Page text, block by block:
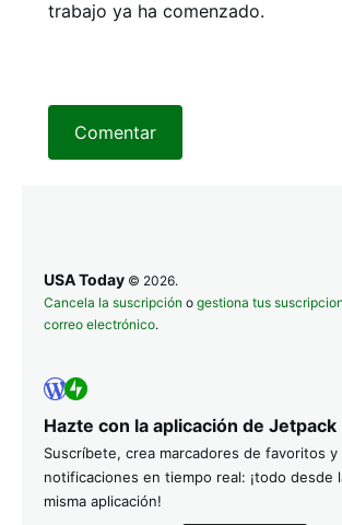
trabajo ya ha comenzado.
Comentar
USA Today © 2026.
Cancela la suscripción o gestiona tus
correo electrónico.
Hazte con la aplicación de Jetpack
Suscríbete, crea marcadores de favoritos y
notificaciones en tiempo real: ¡todo desde
misma aplicación!